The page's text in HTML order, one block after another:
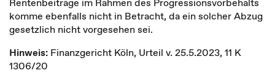
komme ebenfalls nicht in Betracht, da ein solcher Abzug
gesetzlich nicht vorgesehen sei.
Hinweis: Finanzgericht Köln, Urteil v. 25.5.2023, 11 K
1306/20